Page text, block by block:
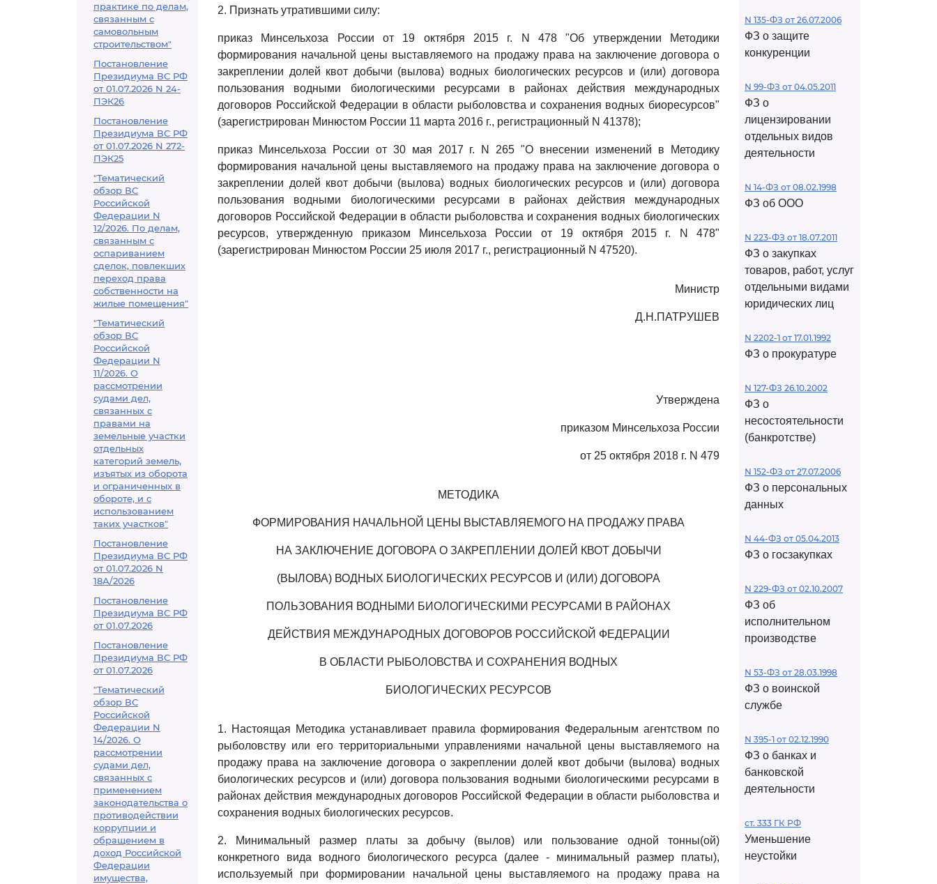
практике по делам,
связанным с
самовольным
строительством"
Постановление
Президиума ВС РФ
от 01.07.2026 N 24-
ПЭК26
Постановление
Президиума ВС РФ
от 01.07.2026 N 272-
ПЭК25
"Тематический
обзор ВС
Российской
Федерации N
12/2026. По делам,
связанным с
оспариванием
сделок, повлекших
переход права
собственности на
жилые помещения"
"Тематический
обзор ВС
Российской
Федерации N
11/2026. О
рассмотрении
судами дел,
связанных с
правами на
земельные участки
отдельных
категорий земель,
изъятых из оборота
и ограниченных в
обороте, и с
использованием
таких участков"
Постановление
Президиума ВС РФ
от 01.07.2026 N
18А/2026
Постановление
Президиума ВС РФ
от 01.07.2026
Постановление
Президиума ВС РФ
от 01.07.2026
"Тематический
обзор ВС
Российской
Федерации N
14/2026. О
рассмотрении
судами дел,
связанных с
применением
законодательства о
противодействии
коррупции и
обращением в
доход Российской
Федерации
имущества,
2. Признать утратившими силу:
приказ Минсельхоза России от 19 октября 2015 г. N 478 "Об утверждении Методики
формирования начальной цены выставляемого на продажу права на заключение договора о
закреплении долей квот добычи (вылова) водных биологических ресурсов и (или) договора
пользования водными биологическими ресурсами в районах действия международных
договоров Российской Федерации в области рыболовства и сохранения водных биоресурсов"
(зарегистрирован Минюстом России 11 марта 2016 г., регистрационный N 41378);
приказ Минсельхоза России от 30 мая 2017 г. N 265 "О внесении изменений в Методику
формирования начальной цены выставляемого на продажу права на заключение договора о
закреплении долей квот добычи (вылова) водных биологических ресурсов и (или) договора
пользования водными биологическими ресурсами в районах действия международных
договоров Российской Федерации в области рыболовства и сохранения водных биологических
ресурсов, утвержденную приказом Минсельхоза России от 19 октября 2015 г. N 478"
(зарегистрирован Минюстом России 25 июля 2017 г., регистрационный N 47520).
Министр
Д.Н.ПАТРУШЕВ
Утверждена
приказом Минсельхоза России
от 25 октября 2018 г. N 479
МЕТОДИКА
ФОРМИРОВАНИЯ НАЧАЛЬНОЙ ЦЕНЫ ВЫСТАВЛЯЕМОГО НА ПРОДАЖУ ПРАВА
НА ЗАКЛЮЧЕНИЕ ДОГОВОРА О ЗАКРЕПЛЕНИИ ДОЛЕЙ КВОТ ДОБЫЧИ
(ВЫЛОВА) ВОДНЫХ БИОЛОГИЧЕСКИХ РЕСУРСОВ И (ИЛИ) ДОГОВОРА
ПОЛЬЗОВАНИЯ ВОДНЫМИ БИОЛОГИЧЕСКИМИ РЕСУРСАМИ В РАЙОНАХ
ДЕЙСТВИЯ МЕЖДУНАРОДНЫХ ДОГОВОРОВ РОССИЙСКОЙ ФЕДЕРАЦИИ
В ОБЛАСТИ РЫБОЛОВСТВА И СОХРАНЕНИЯ ВОДНЫХ
БИОЛОГИЧЕСКИХ РЕСУРСОВ
1. Настоящая Методика устанавливает правила формирования Федеральным агентством по
рыболовству или его территориальными управлениями начальной цены выставляемого на
продажу права на заключение договора о закреплении долей квот добычи (вылова) водных
биологических ресурсов и (или) договора пользования водными биологическими ресурсами в
районах действия международных договоров Российской Федерации в области рыболовства и
сохранения водных биологических ресурсов.
2. Минимальный размер платы за добычу (вылов) или пользование одной тонны(ой)
конкретного вида водного биологического ресурса (далее - минимальный размер платы),
используемый при формировании начальной цены выставляемого на продажу права на
N 135-ФЗ от 26.07.2006
ФЗ о защите
конкуренции
N 99-ФЗ от 04.05.2011
ФЗ о
лицензировании
отдельных видов
деятельности
N 14-ФЗ от 08.02.1998
ФЗ об ООО
N 223-ФЗ от 18.07.2011
ФЗ о закупках
товаров, работ, услуг
отдельными видами
юридических лиц
N 2202-1 от 17.01.1992
ФЗ о прокуратуре
N 127-ФЗ 26.10.2002
ФЗ о
несостоятельности
(банкротстве)
N 152-ФЗ от 27.07.2006
ФЗ о персональных
данных
N 44-ФЗ от 05.04.2013
ФЗ о госзакупках
N 229-ФЗ от 02.10.2007
ФЗ об
исполнительном
производстве
N 53-ФЗ от 28.03.1998
ФЗ о воинской
службе
N 395-1 от 02.12.1990
ФЗ о банках и
банковской
деятельности
ст. 333 ГК РФ
Уменьшение
неустойки